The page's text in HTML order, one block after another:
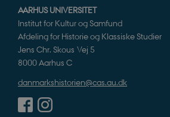
AARHUS UNIVERSITET
Institut for Kultur og Samfund
Afdeling for Historie og Klassiske Studier
Jens Chr. Skous Vej 5
8000 Aarhus C
danmarkshistorien@cas.au.dk
sp_landing